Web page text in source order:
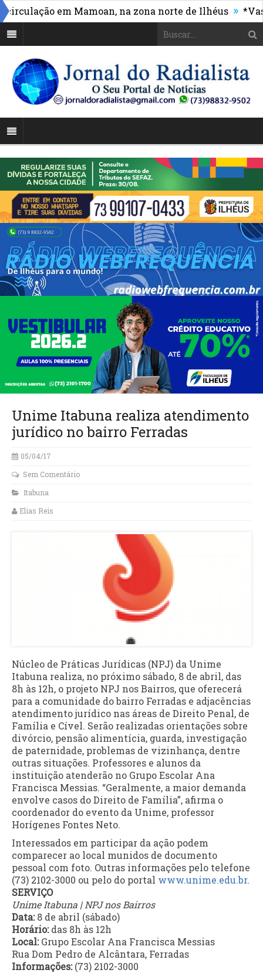
em Mamoan, na zona norte de Ilhéus » *Vasco
Unime Itabuna realiza atendimento
jurídico no bairro Ferradas
05/04/17
Sem Comentário
Itabuna
Elias Reis
Núcleo de Práticas Jurídicas (NPJ) da Unime
Itabuna realiza, no próximo sábado, 8 de abril, das
8h às 12h, o projeto NPJ nos Bairros, que oferecerá
para a comunidade do bairro Ferradas e adjacências
atendimento jurídico nas áreas de Direito Penal, de
Família e Cível. Serão realizadas orientações sobre
divórcio, pensão alimentícia, guarda, investigação
de paternidade, problemas de vizinhança, dentre
outras situações. Professores e alunos da
instituição atenderão no Grupo Escolar Ana
Francisca Messias. “Geralmente, a maior demanda
envolve casos do Direito de Família”, afirma o
coordenador do evento da Unime, professor
Horígenes Fontes Neto.
Interessados em participar da ação podem
comparecer ao local munidos de documento
pessoal com foto. Outras informações pelo telefone
(73) 2102-3000 ou pelo do portal www.unime.edu.br.
SERVIÇO
Unime Itabuna | NPJ nos Bairros
Data:8 de abril (sábado)
Horário:das 8h às 12h
Local:Grupo Escolar Ana Francisca Messias
Rua Dom Pedro de Alcântara, Ferradas
Informações:(73) 2102-3000